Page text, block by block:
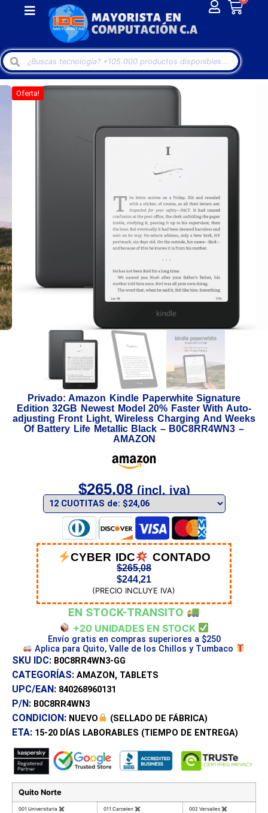
Oferta!
Privado: Amazon Kindle Paperwhite Signature
Edition 32GB Newest Model 20% Faster With Auto-
adjusting Front Light, Wireless Charging And Weeks
Of Battery Life Metallic Black – B0C8RR4WN3 –
AMAZON
$265,08 (incl. iva)
CYBER IDC CONTADO
$265,08
$244,21
(PRECIO INCLUYE IVA)
EN STOCK-TRANSITO
+20 UNIDADES EN STOCK
Envío gratis en compras superiores a $250
Aplica para Quito, Valle de los Chillos y Tumbaco
SKU IDC: B0C8RR4WN3-GG
CATEGORÍAS: AMAZON , TABLETS
UPC/EAN: 840268960131
P/N: B0C8RR4WN3
CONDICION: NUEVO (SELLADO DE FÁBRICA)
ETA: 15-20 DÍAS LABORABLES (TIEMPO DE ENTREGA)
Quito Norte
001 Universitaria ✖ 011 Carcelen ✖ 002 Versalles ✖